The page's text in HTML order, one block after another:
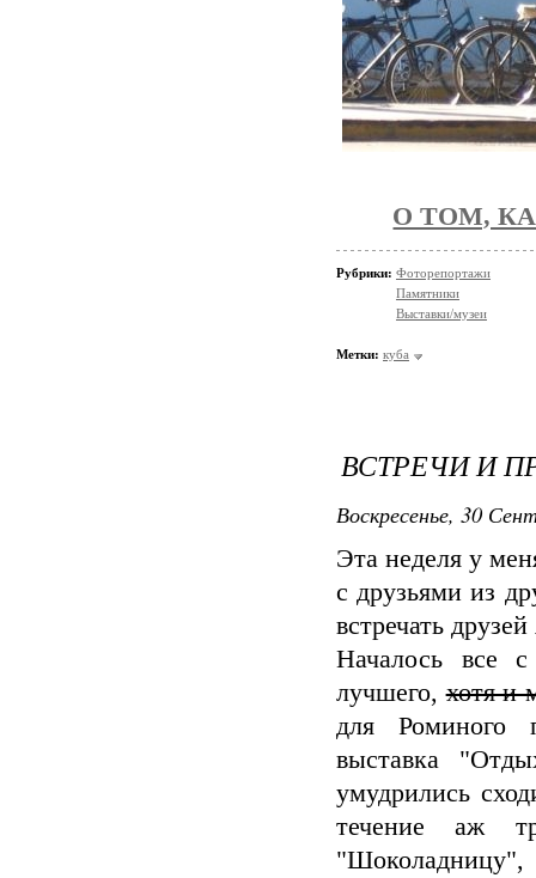
О ТОМ,
Рубрики: Фоторепортажи
Памятники
Выставки/музеи
Метки: куба
ВСТРЕЧИ И
Воскресенье, 30
Эта неделя у
с друзьями из
встречать
Началось все
лучшего,хотя и
для Роминого
выставка
умудрились
течение аж
"Шоколадницу",